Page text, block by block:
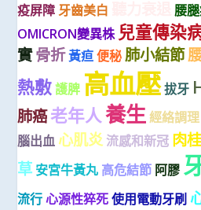
疫屏障 牙齒美白 腰
OMICRON變異株 兒童傳染
實骨折黃疸 便秘 肺小結節
熱敷 護脾 高血壓拔牙
肺癌老年人養生 經絡調理
腦出血 心肌炎 流感和新冠 肉
草 安宮牛黃丸 高危結節 阿膠
流行 心源性猝死 使用電動牙刷